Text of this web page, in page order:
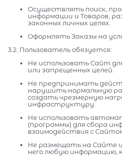
Осуществлять поиск,
информации и Товаров,
законных личных целях.
Оформлять Заказы на
3.2. Пользователь обязуется:
Не использовать Сайт
или запрещенных целей.
Не предпринимать
нарушить нормальную
создать чрезмерную
инфраструктуру.
Не использовать
(программы) для сбора
взаимодействия с
Не размещать на Сайте
него любую информацию,